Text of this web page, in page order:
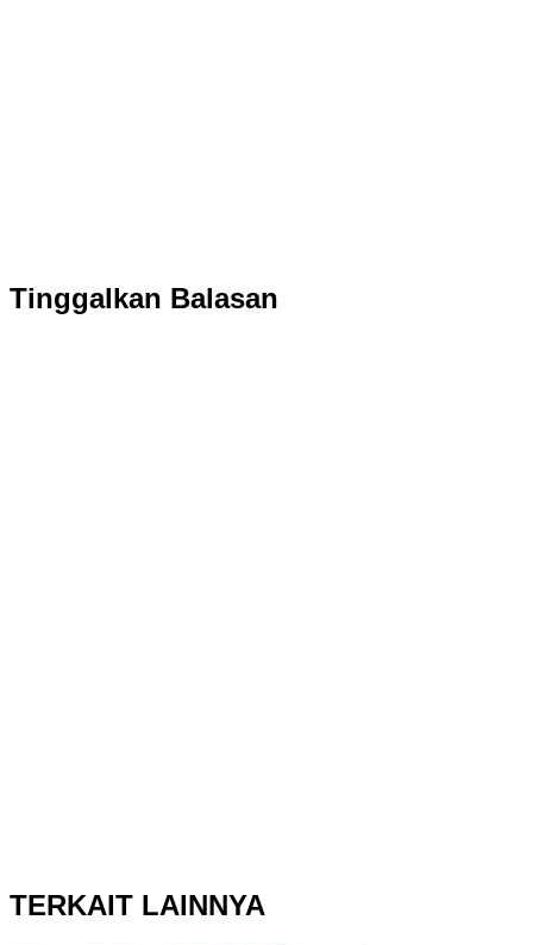
Tinggalkan Balasan
TERKAIT LAINNYA